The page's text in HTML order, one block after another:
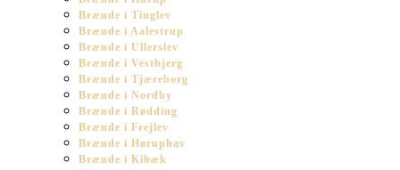
Brænde i Tinglev
Brænde i Aalestrup
Brænde i Ullerslev
Brænde i Vestbjerg
Brænde i Tjæreborg
Brænde i Nordby
Brænde i Rødding
Brænde i Frejlev
Brænde i Høruphav
Brænde i Kibæk